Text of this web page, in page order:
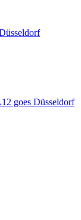
goes Düsseldorf